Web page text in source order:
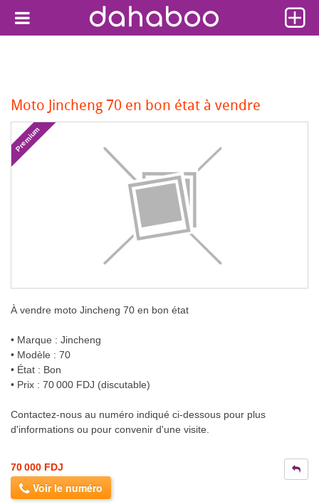
Moto Jincheng 70 en bon état à vendre
Premium
À vendre moto Jincheng 70 en bon état
• Marque : Jincheng
• Modèle : 70
• État : Bon
• Prix : 70 000 FDJ (discutable)
Contactez-nous au numéro indiqué ci-dessous pour plus
d'informations ou pour convenir d'une visite.
70 000 FDJ
Voir le numéro